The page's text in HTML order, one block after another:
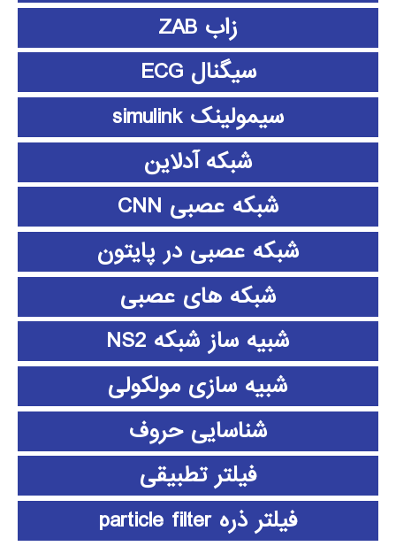
زاب ZAB
سیگنال ECG
سیمولینک simulink
شبکه آدلاین
شبکه عصبی CNN
شبکه عصبی در پایتون
شبکه های عصبی
شبیه ساز شبکه NS2
شبیه سازی مولکولی
شناسایی حروف
فیلتر تطبیقی
فیلتر ذره particle filter